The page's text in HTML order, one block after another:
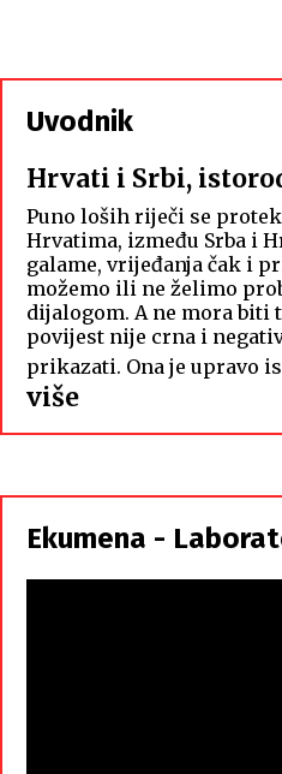
Uvodnik
Hrvati i Srbi,
Puno loših riječi se
Hrvatima, između Srba i
galame, vrijeđanja čak i
možemo ili ne želimo
dijalogom. A ne mora biti
povijest nije crna i
prikazati. Ona je upravo
više:
Hrvati
Srbi,
istorodna
braća
Ekumena -